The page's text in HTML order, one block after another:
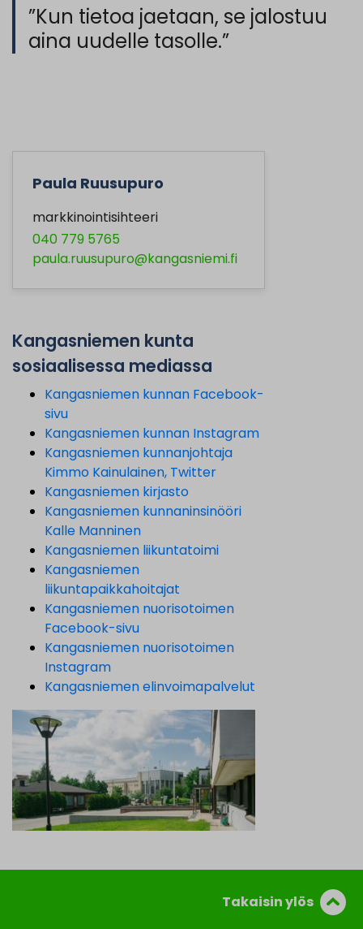
”Kun tietoa jaetaan, se jalostuu
aina uudelle tasolle.”
Paula Ruusupuro
markkinointisihteeri
040 779 5765
paula.ruusupuro@kangasniemi.fi
Kangasniemen kunta
sosiaalisessa mediassa
Kangasniemen kunnan Facebook-
sivu
Kangasniemen kunnan Instagram
Kangasniemen kunnanjohtaja
Kimmo Kainulainen, Twitter
Kangasniemen kirjasto
Kangasniemen kunnaninsinööri
Kalle Manninen
Kangasniemen liikuntatoimi
Kangasniemen
liikuntapaikkahoitajat
Kangasniemen nuorisotoimen
Facebook-sivu
Kangasniemen nuorisotoimen
Instagram
Kangasniemen elinvoimapalvelut
Takaisin ylös